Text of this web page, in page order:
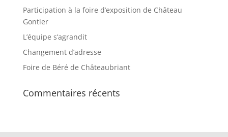
Participation à la foire d’exposition de Château
Gontier
L’équipe s’agrandit
Changement d’adresse
Foire de Béré de Châteaubriant
Commentaires récents